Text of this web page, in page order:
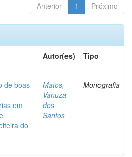
Anterior 1 Próximo
Autor(es) Tipo
de boas
em
do
Matos,
Vanuza
dos
Santos
Monografia